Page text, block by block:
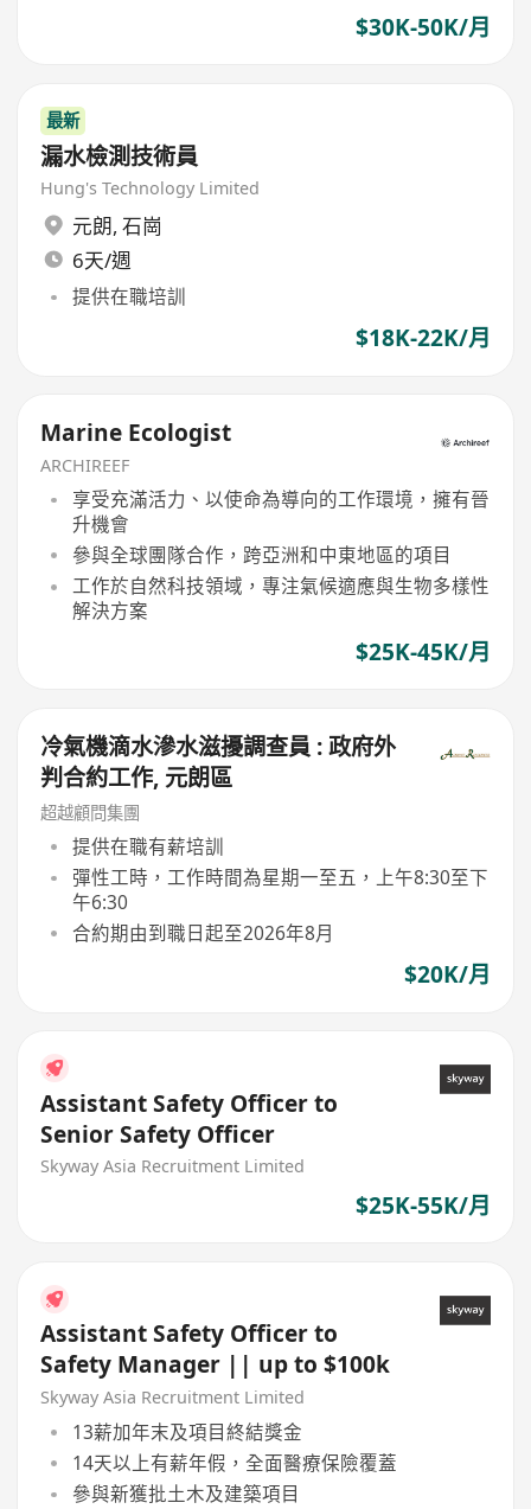
$30K-50K/月
最新
漏水檢測技術員
Hung's Technology Limited
元朗, 石崗
6天/週
提供在職培訓
$18K-22K/月
Marine Ecologist
ARCHIREEF
享受充滿活力、以使命為導向的工作環境，擁有晉
升機會
參與全球團隊合作，跨亞洲和中東地區的項目
工作於自然科技領域，專注氣候適應與生物多樣性
解決方案
$25K-45K/月
冷氣機滴水滲水滋擾調查員 : 政府外
判合約工作, 元朗區
超越顧問集團
提供在職有薪培訓
彈性工時，工作時間為星期一至五，上午8:30至下
午6:30
合約期由到職日起至2026年8月
$20K/月
Assistant Safety Officer to
Senior Safety Officer
Skyway Asia Recruitment Limited
$25K-55K/月
Assistant Safety Officer to
Safety Manager || up to $100k
Skyway Asia Recruitment Limited
13薪加年末及項目終結獎金
14天以上有薪年假，全面醫療保險覆蓋
參與新獲批土木及建築項目